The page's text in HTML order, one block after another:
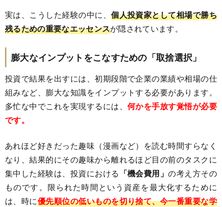
実は、こうした経験の中に、個人投資家として相場で勝ち
残るための重要なエッセンスが隠されています。
膨大なインプットをこなすための「取捨選択」
投資で結果を出すには、初期段階で企業の業績や相場の仕
組みなど、膨大な知識をインプットする必要があります。
多忙な中でこれを実現するには、 何かを手放す覚悟が必要
です。
あれほど好きだった趣味（漫画など）を読む時間すらなく
なり、結果的にその趣味から離れるほど目の前のタスクに
集中した経験は、投資における 「機会費用」の考え方その
ものです。限られた時間という資産を最大化するために
は、時に優先順位の低いものを切り捨て、今一番重要な学